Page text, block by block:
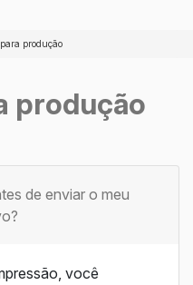
produção
produção
de enviar o meu
você